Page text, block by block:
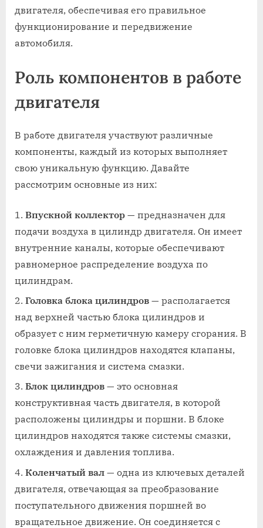
двигателя, обеспечивая его правильное
функционирование и передвижение
автомобиля.
Роль компонентов в работе
двигателя
В работе двигателя участвуют различные
компоненты, каждый из которых выполняет
свою уникальную функцию. Давайте
рассмотрим основные из них:
Впускной коллектор — предназначен для
подачи воздуха в цилиндр двигателя. Он имеет
внутренние каналы, которые обеспечивают
равномерное распределение воздуха по
цилиндрам.
Головка блока цилиндров — располагается
над верхней частью блока цилиндров и
образует с ним герметичную камеру сгорания. В
головке блока цилиндров находятся клапаны,
свечи зажигания и система смазки.
Блок цилиндров — это основная
конструктивная часть двигателя, в которой
расположены цилиндры и поршни. В блоке
цилиндров находятся также системы смазки,
охлаждения и давления топлива.
Коленчатый вал — одна из ключевых деталей
двигателя, отвечающая за преобразование
поступательного движения поршней во
вращательное движение. Он соединяется с